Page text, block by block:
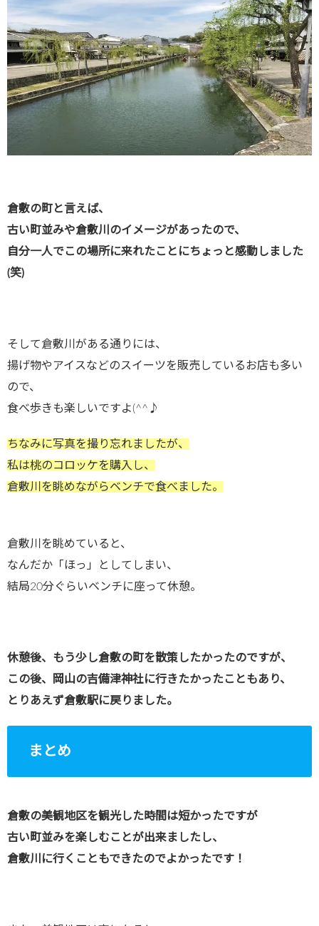
倉敷の町と言えば、
古い町並みや倉敷川のイメージがあったので、
自分一人でこの場所に来れたことにちょっと感動しました
(笑)
そして倉敷川がある通りには、
揚げ物やアイスなどのスイーツを販売しているお店も多い
ので、
食べ歩きも楽しいですよ(^^♪
ちなみに写真を撮り忘れましたが、
私は桃のコロッケを購入し、
倉敷川を眺めながらベンチで食べました。
倉敷川を眺めていると、
なんだか「ほっ」としてしまい、
結局20分ぐらいベンチに座って休憩。
休憩後、もう少し倉敷の町を散策したかったのですが、
この後、岡山の吉備津神社に行きたかったこともあり、
とりあえず倉敷駅に戻りました。
まとめ
倉敷の美観地区を観光した時間は短かったですが
古い町並みを楽しむことが出来ましたし、
倉敷川に行くこともできたのでよかったです！